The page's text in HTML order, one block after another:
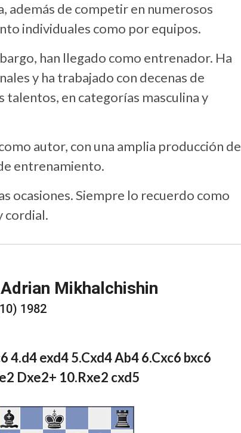
además de competir en numerosos
individuales como por equipos.
han llegado como entrenador. Ha
y ha trabajado con decenas de
talentos, en categorías masculina y
autor, con una amplia producción de
entrenamiento.
ocasiones. Siempre lo recuerdo como
cordial.
Mikhalchishin
1982
4.d4 exd4 5.Cxd4 Ab4 6.Cxc6 bxc6
Dxe2+ 10.Rxe2 cxd5